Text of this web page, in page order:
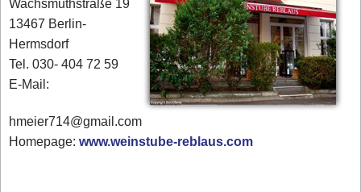
13467 Berlin-
Hermsdorf
Tel. 030- 404 72 59
E-Mail:
hmeier714@gmail.com
Homepage:www.weinstube-reblaus.com